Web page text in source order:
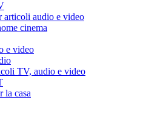
articoli audio e video
cinema
e video
TV, audio e video
la casa